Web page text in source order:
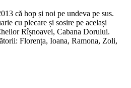
că hop și noi pe undeva pe sus.
cu plecare și sosire pe același
Rîșnoavei, Cabana Dorului.
Florența, Ioana, Ramona, Zoli,